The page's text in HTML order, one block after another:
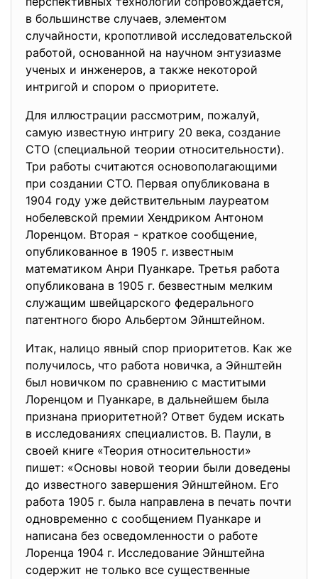
в большинстве случаев, элементом
случайности, кропотливой исследовательской
работой, основанной на научном энтузиазме
ученых и инженеров, а также некоторой
интригой и спором о приоритете.
Для иллюстрации рассмотрим, пожалуй,
самую известную интригу 20 века, создание
СТО (специальной теории относительности).
Три работы считаются основополагающими
при создании СТО. Первая опубликована в
1904 году уже действительным лауреатом
нобелевской премии Хендриком Антоном
Лоренцом. Вторая - краткое сообщение,
опубликованное в 1905 г. известным
математиком Анри Пуанкаре. Третья работа
опубликована в 1905 г. безвестным мелким
служащим швейцарского федерального
патентного бюро Альбертом Эйнштейном.
Итак, налицо явный спор приоритетов. Как же
получилось, что работа новичка, а Эйнштейн
был новичком по сравнению с маститыми
Лоренцом и Пуанкаре, в дальнейшем была
признана приоритетной? Ответ будем искать
в исследованиях специалистов. В. Паули, в
своей книге «Теория относительности»
пишет: «Основы новой теории были доведены
до известного завершения Эйнштейном. Его
работа 1905 г. была направлена в печать почти
одновременно с сообщением Пуанкаре и
написана без осведомленности о работе
Лоренца 1904 г. Исследование Эйнштейна
содержит не только все существенные